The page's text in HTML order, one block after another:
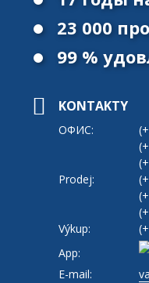
23 000
99 %
KONTAKTY
ОФИС:
Prodej:
Výkup:
App:
E-mail: